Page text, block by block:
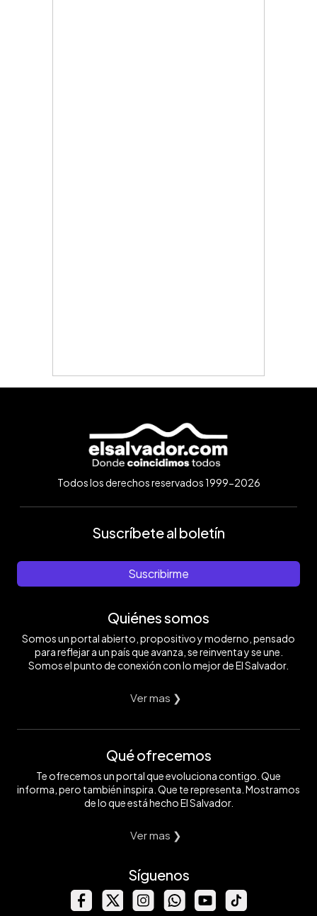
Todos los derechos reservados 1999-2026
Suscríbete al boletín
Suscribirme
Quiénes somos
Somos un portal abierto, propositivo y moderno, pensado
para reflejar a un país que avanza, se reinventa y se une.
Somos el punto de conexión con lo mejor de El Salvador.
Ver mas ❯
Qué ofrecemos
Te ofrecemos un portal que evoluciona contigo. Que
informa, pero también inspira. Que te representa. Mostramos
de lo que está hecho El Salvador.
Ver mas ❯
Síguenos